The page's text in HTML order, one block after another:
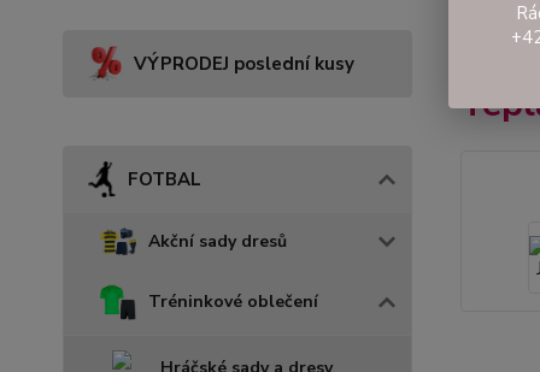
VÝPRODEJ poslední kusy
FOTBAL
Akční sady dresů
Tréninkové oblečení